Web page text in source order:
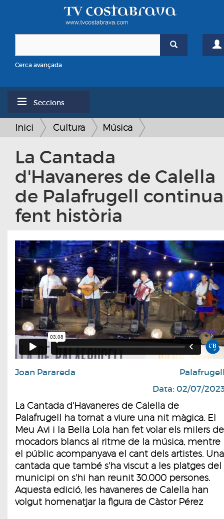
Cerca avançada
Seccions
Inici Cultura Música
La Cantada
d'Havaneres de Calella
de Palafrugell continua
fent història
Joan Parareda
Data: 02/07/
La Cantada d'Havaneres de Calella de
Palafrugell ha tornat a viure una nit màgica. El
Meu Avi i la Bella Lola han fet volar els milers de
mocadors blancs al ritme de la música, mentre
el públic acompanyava el cant dels artistes. Una
cantada que també s'ha viscut a les platges del
municipi on s'hi han reunit 30.000 persones.
Aquesta edició, les havaneres de Calella han
volgut homenatjar la figura de Càstor Pérez